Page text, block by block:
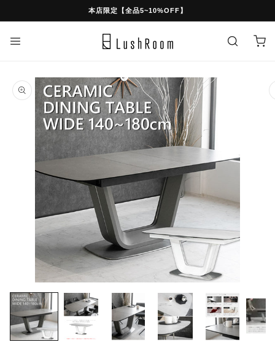
プ
本店限定【全品5~10%OFF】
ー
商品情
報にス
キップ
ー
で
ー
ダ
ル
で